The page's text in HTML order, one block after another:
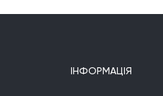
ІНФОРМАЦІЯ